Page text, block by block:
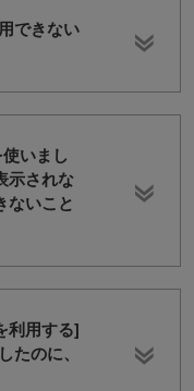
できない
いまし
示されな
ないこと
用する]
たのに、